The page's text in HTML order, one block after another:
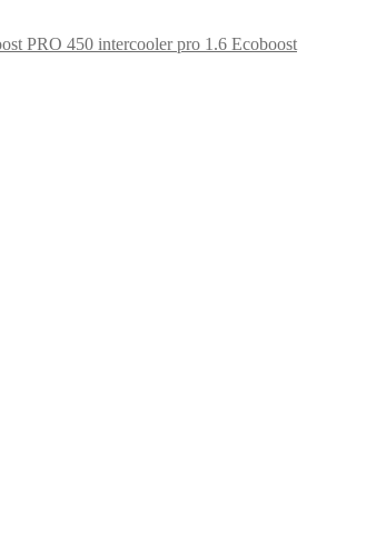
PRO 450 intercooler pro 1.6 Ecoboost